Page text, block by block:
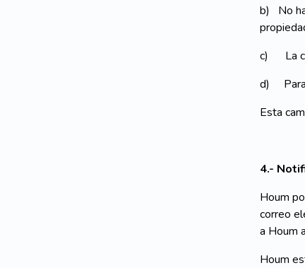
b) No
c) La
d) Para
Esta
4.-
Houm
correo
a Houm
Houm